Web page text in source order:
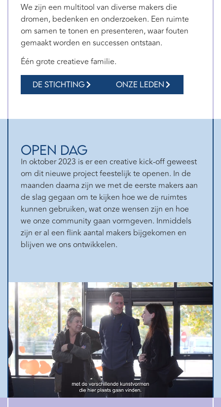
We zijn een multitool van diverse makers die
dromen, bedenken en onderzoeken. Een ruimte
om samen te tonen en presenteren, waar fouten
gemaakt worden en successen ontstaan.
Één grote creatieve familie.
de stichting Onze leden
Open dag
In oktober 2023 is er een creative kick-off geweest
om dit nieuwe project feestelijk te openen. In de
maanden daarna zijn we met de eerste makers aan
de slag gegaan om te kijken hoe we de ruimtes
kunnen gebruiken, wat onze wensen zijn en hoe
we onze community gaan vormgeven. Inmiddels
zijn er al een flink aantal makers bijgekomen en
blijven we ons ontwikkelen.